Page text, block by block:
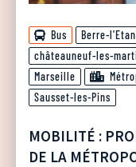
Bus Berre-
châteauneuf-les-
Marseille
Sausset-les-Pins
MOBILITÉ :
DE LA